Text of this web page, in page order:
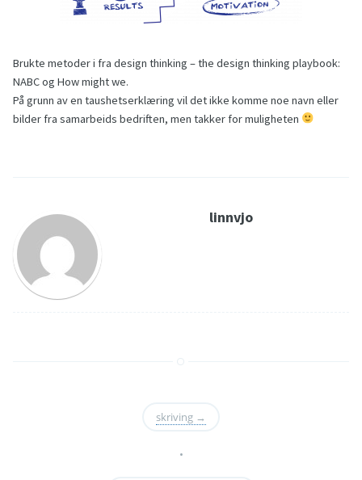
Brukte metoder i fra design thinking – the design thinking playbook:
NABC og How might we.
På grunn av en taushetserklæring vil det ikke komme noe navn eller
bilder fra samarbeids bedriften, men takker for muligheten
linnvjo
skriving →
•